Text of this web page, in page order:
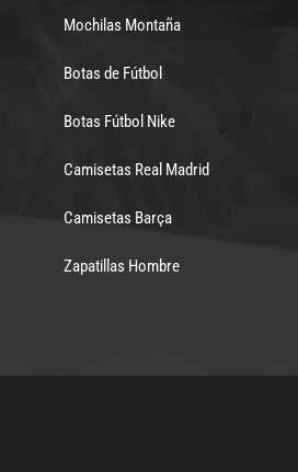
Mochilas Montaña
Botas de Fútbol
Botas Fútbol Nike
Camisetas Real Madrid
Camisetas Barça
Zapatillas Hombre